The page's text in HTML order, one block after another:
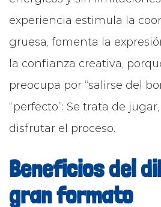
experiencia estimula la
gruesa, fomenta la
la confianza creativa,
preocupa por “salirse del
“perfecto”: Se trata de
disfrutar el proceso.
Beneficios del
gran formato